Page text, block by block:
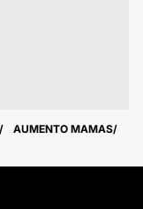
AUMENTO MAMAS